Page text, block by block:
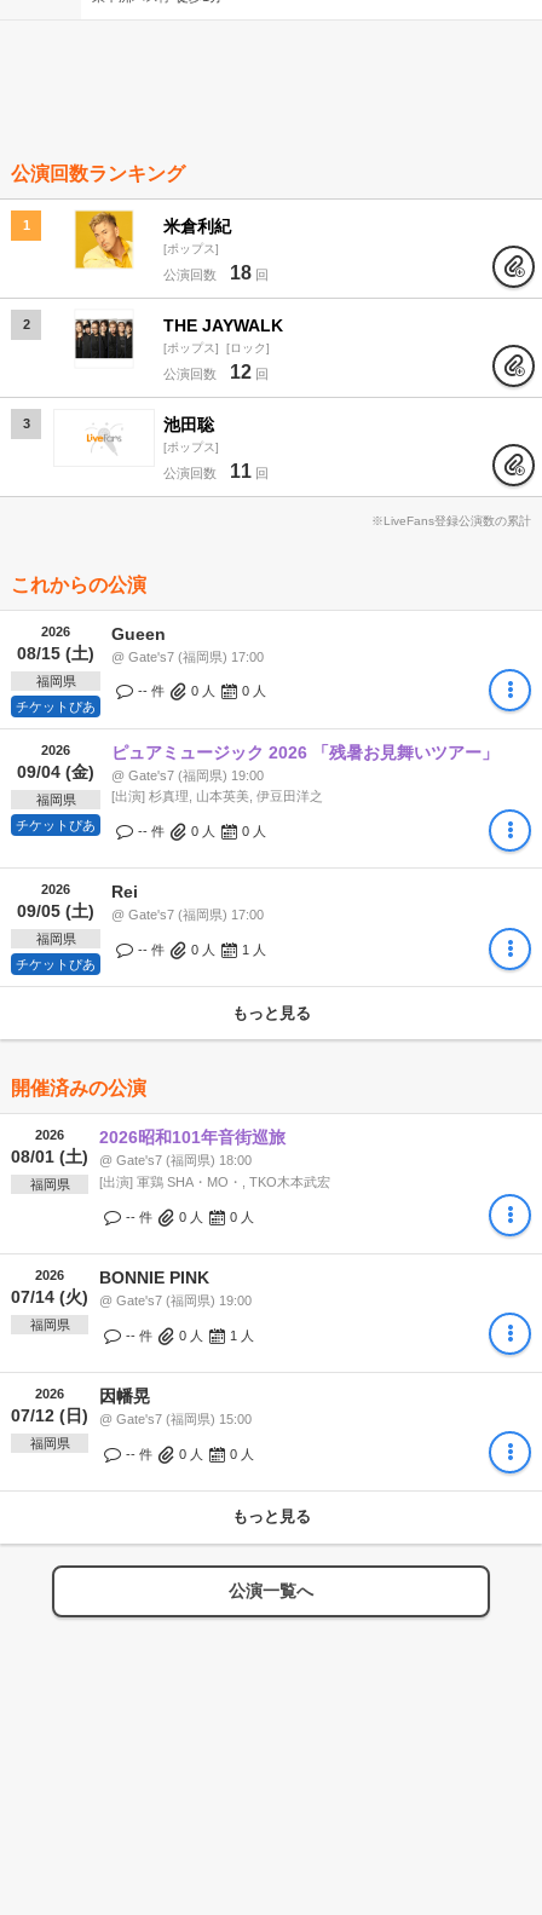
公演回数ランキング
1 米倉利紀
ポップス
公演回数 18 回
2 THE JAYWALK
ポップス ロック
公演回数 12 回
3 池田聡
ポップス
公演回数 11 回
※LiveFans登録公演数の累計
これからの公演
2026
08/15 (土)
福岡県
チケットぴあ
Gueen
@ Gate's7 (福岡県) 17:00
-- 件 0 人 0 人
2026
09/04 (金)
福岡県
チケットぴあ
ピュアミュージック 2026 「残暑お見舞いツアー」
@ Gate's7 (福岡県) 19:00
[出演] 杉真理, 山本英美, 伊豆田洋之
-- 件 0 人 0 人
2026
09/05 (土)
福岡県
チケットぴあ
Rei
@ Gate's7 (福岡県) 17:00
-- 件 0 人 1 人
もっと見る
開催済みの公演
2026
08/01 (土)
福岡県
2026昭和101年音街巡旅
@ Gate's7 (福岡県) 18:00
[出演] 軍鶏 SHA・MO・, TKO木本武宏
-- 件 0 人 0 人
2026
07/14 (火)
福岡県
BONNIE PINK
@ Gate's7 (福岡県) 19:00
-- 件 0 人 1 人
2026
07/12 (日)
福岡県
因幡晃
@ Gate's7 (福岡県) 15:00
-- 件 0 人 0 人
もっと見る
公演一覧へ